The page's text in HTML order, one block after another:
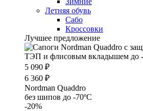
Летняя обувь
Сабо
Кроссовки
Лучшее предложение
5 090 ₽
6 360 ₽
Nordman Quaddro
без шипов до -70ºС
-20%